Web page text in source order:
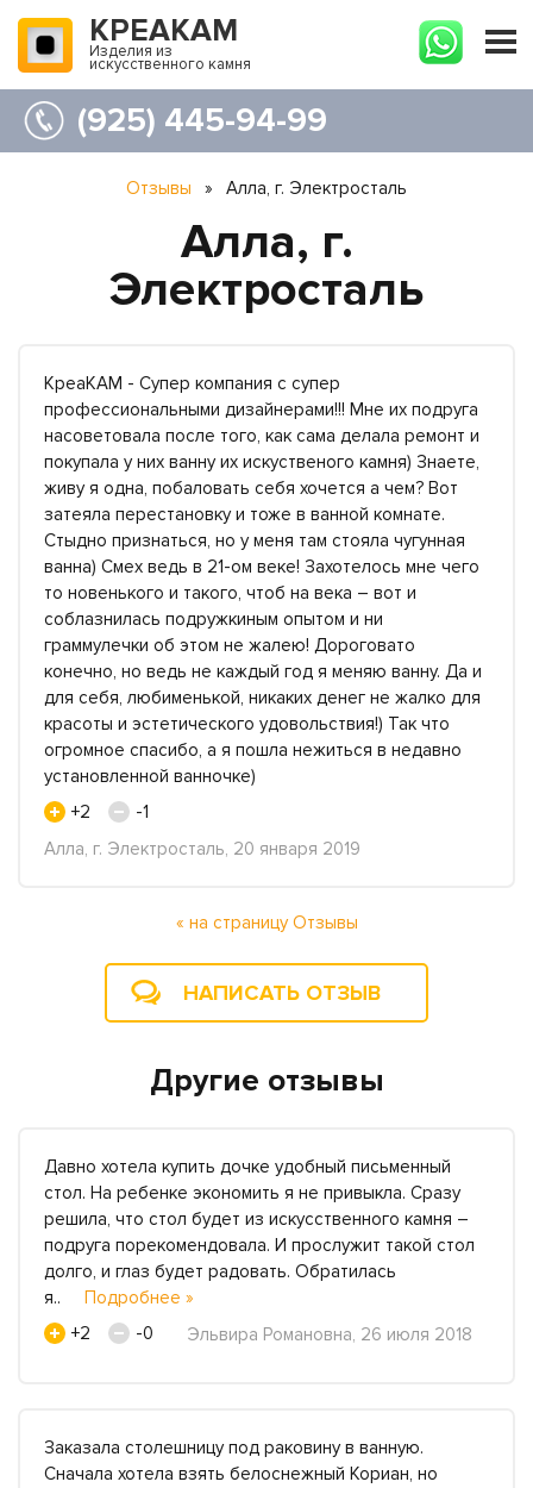
КРЕАКАМ
Изделия из
искусственного камня
(925) 445-94-99
Отзывы » Алла, г. Электросталь
Алла, г.
Электросталь
КреаКАМ - Супер компания с супер
профессиональными дизайнерами!!! Мне их подруга
насоветовала после того, как сама делала ремонт и
покупала у них ванну их искуственого камня) Знаете,
живу я одна, побаловать себя хочется а чем? Вот
затеяла перестановку и тоже в ванной комнате.
Стыдно признаться, но у меня там стояла чугунная
ванна) Смех ведь в 21-ом веке! Захотелось мне чего
то новенького и такого, чтоб на века – вот и
соблазнилась подружкиным опытом и ни
граммулечки об этом не жалею! Дороговато
конечно, но ведь не каждый год я меняю ванну. Да и
для себя, любименькой, никаких денег не жалко для
красоты и эстетического удовольствия!) Так что
огромное спасибо, а я пошла нежиться в недавно
установленной ванночке)
+2
-1
Алла, г. Электросталь, 20 января 2019
« на страницу Отзывы
НАПИСАТЬ ОТЗЫВ
Другие отзывы
Давно хотела купить дочке удобный письменный
стол. На ребенке экономить я не привыкла. Сразу
решила, что стол будет из искусственного камня –
подруга порекомендовала. И прослужит такой стол
долго, и глаз будет радовать. Обратилась
я.. Подробнее »
+2
-0 Эльвира Романовна, 26 июля 2018
Заказала столешницу под раковину в ванную.
Сначала хотела взять белоснежный Кориан, но